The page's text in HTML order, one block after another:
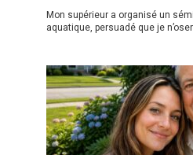
Mon supérieur a organisé un
aquatique, persuadé que je